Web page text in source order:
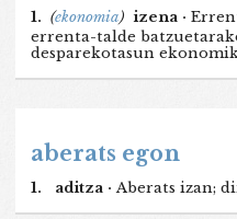
1. (ekonomia) izena ·
errenta-talde
desparekotasun
aberats egon
1. aditza · Aberats izan;